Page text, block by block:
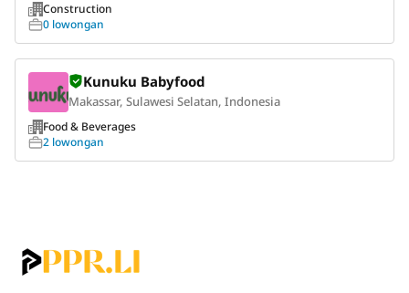
Construction
0 lowongan
Kunuku Babyfood
Makassar, Sulawesi Selatan, Indonesia
Food & Beverages
2 lowongan